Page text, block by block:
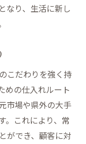
なり、生活に新し
こだわりを強く持
めの仕入れルート
市場や県外の大手
。これにより、常
ができ、顧客に対